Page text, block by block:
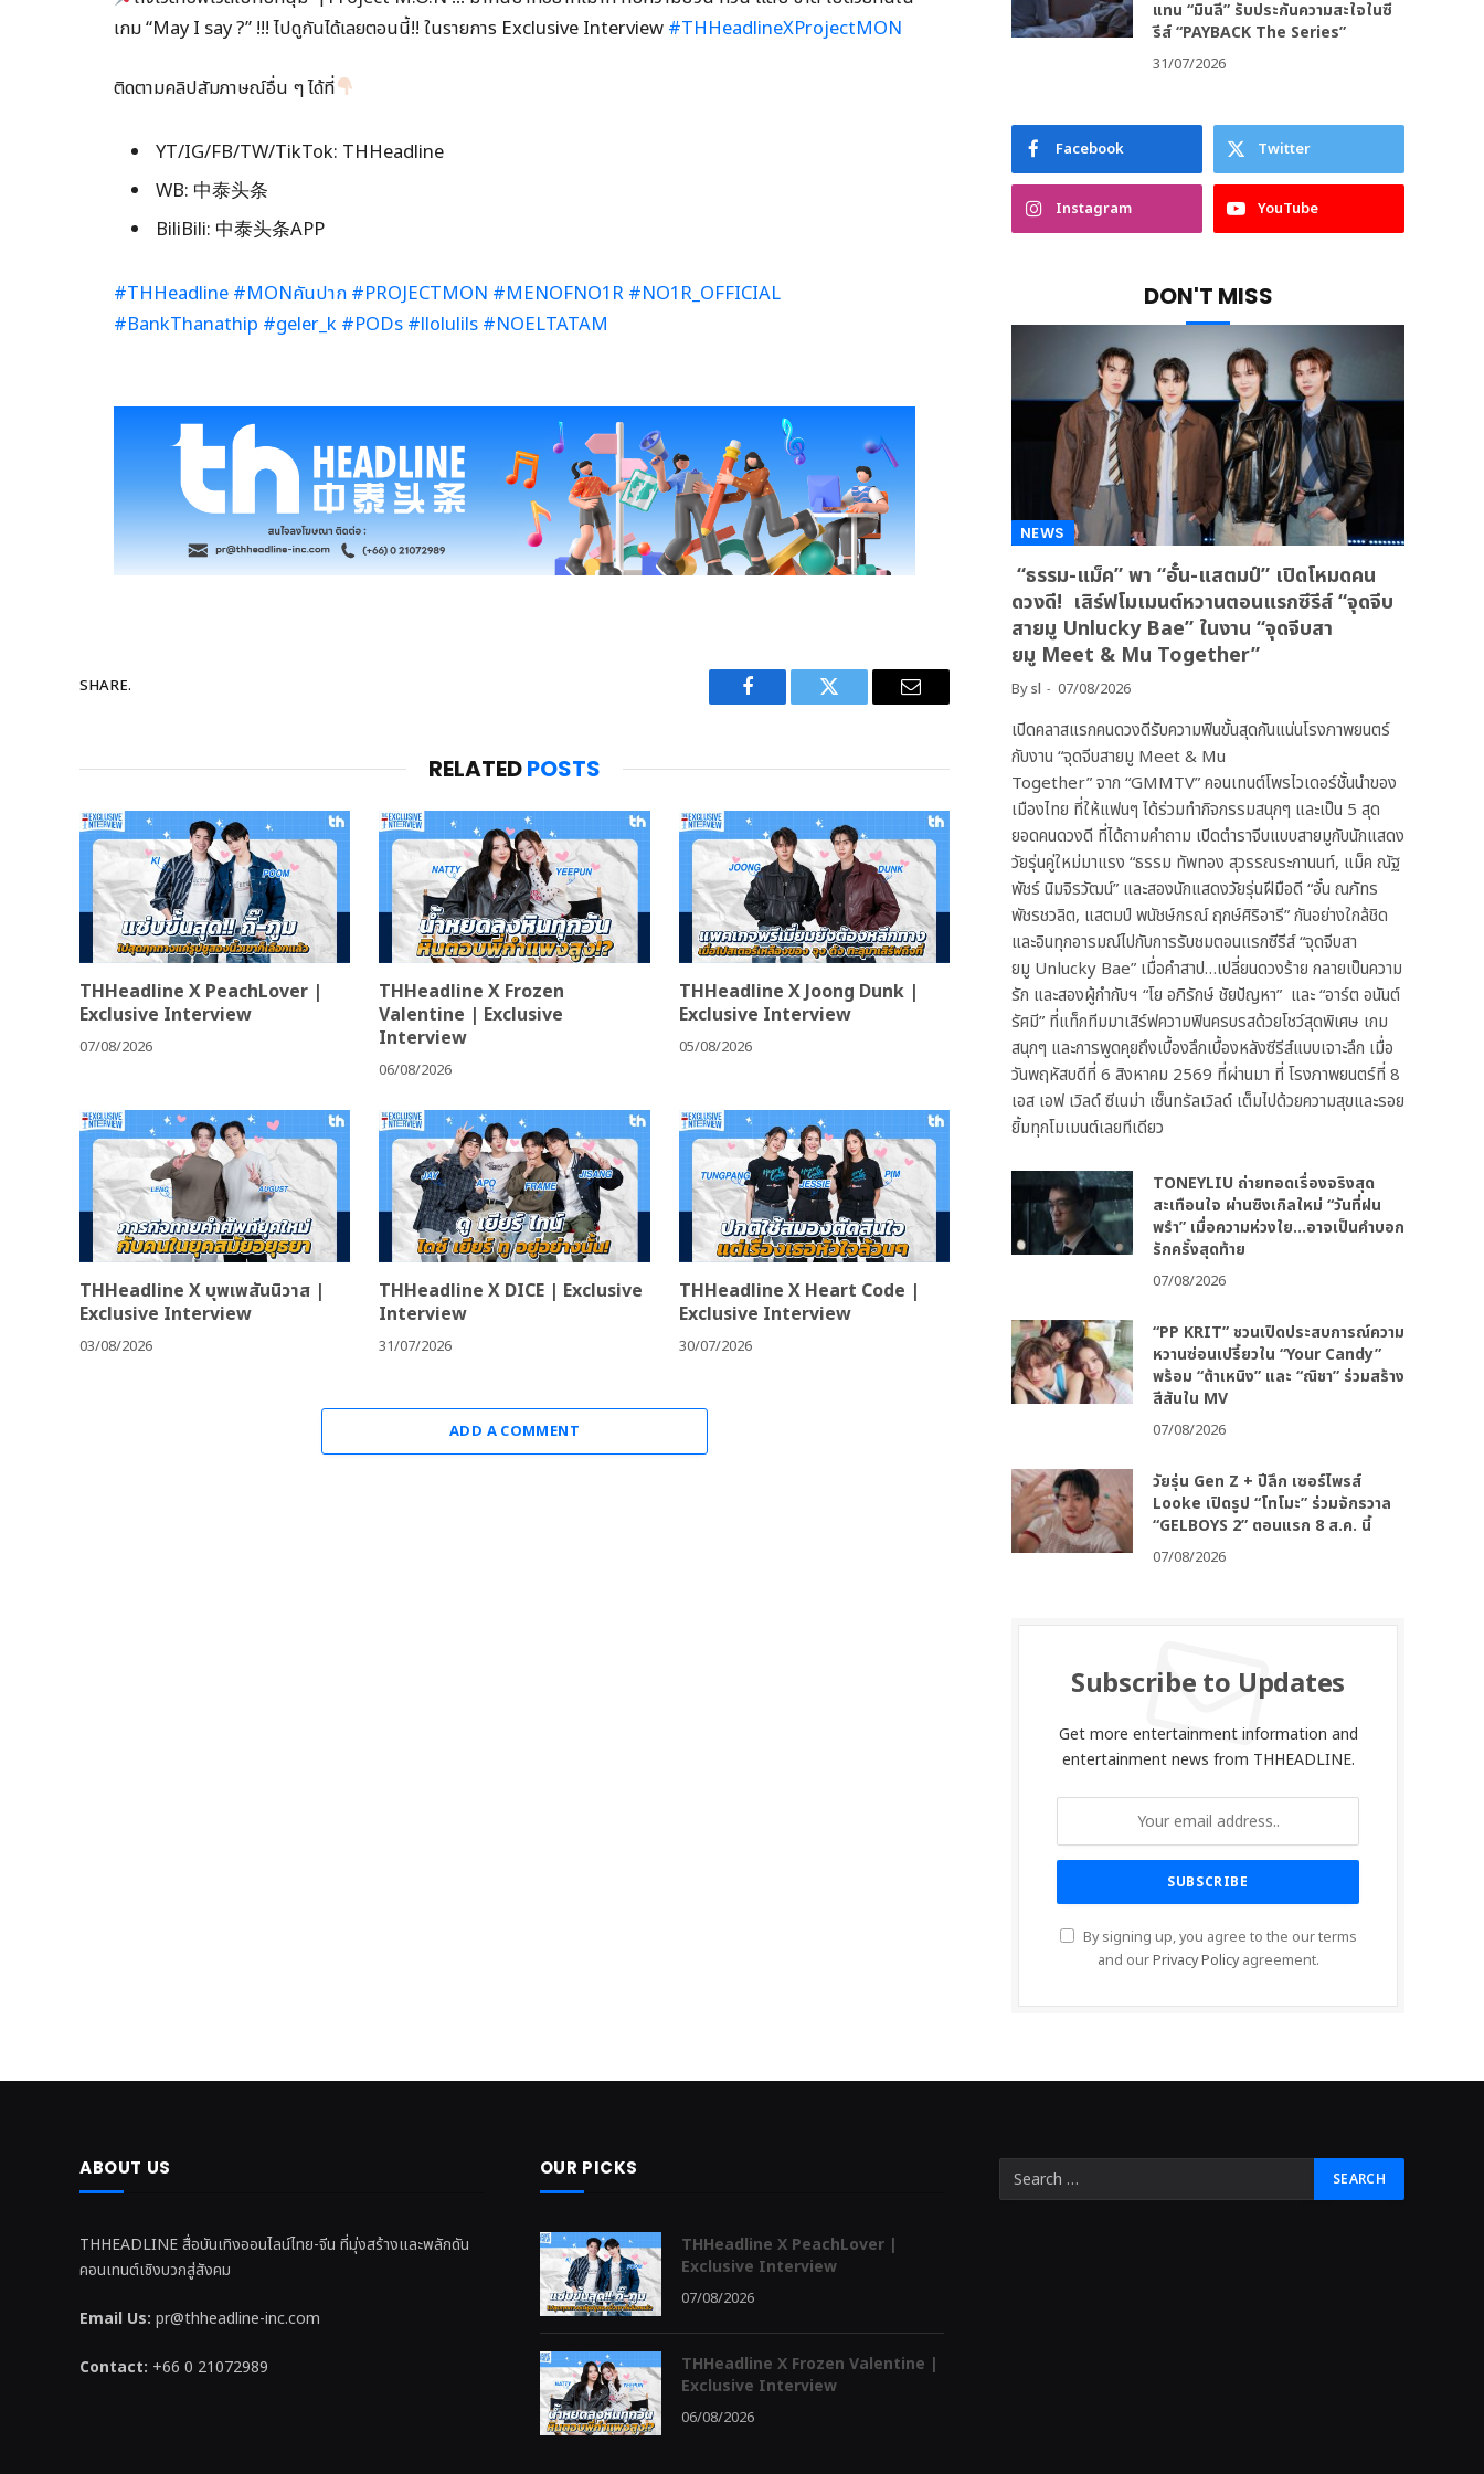
เกม “May I say ?” !!! ไปดูกันได้เลยตอนนี้!! ในรายการ Exclusive Interview #THHeadlineXProjectMON
ติดตามคลิปสัมภาษณ์อื่น ๆ ได้ที่
YT/IG/FB/TW/TikTok: THHeadline
WB: 中泰头条
BiliBili: 中泰头条APP
#THHeadline #MONคันปาก #PROJECTMON #MENOFNO1R #NO1R_OFFICIAL
#BankThanathip #geler_k #PODs #llolulils #NOELTATAM
SHARE.
Facebook Twitter Email
RELATEDPOSTS
THHeadline X PeachLover |
Exclusive Interview
07/08/2026
THHeadline X Frozen
Valentine | Exclusive
Interview
06/08/2026
THHeadline X Joong Dunk |
Exclusive Interview
05/08/2026
THHeadline X บุพเพสันนิวาส |
Exclusive Interview
03/08/2026
THHeadline X DICE | Exclusive
Interview
31/07/2026
THHeadline X Heart Code |
Exclusive Interview
30/07/2026
ADD A COMMENT
แทน “มินลี” รับประกันความสะใจในซี
รีส์ “PAYBACK The Series”
31/07/2026
Facebook Twitter
Instagram YouTube
DON'T MISS
NEWS
“ธรรม-แม็ค” พา “อั๋น-แสตมป์” เปิดโหมดคน
ดวงดี! เสิร์ฟโมเมนต์หวานตอนแรกซีรีส์ “จุดจีบ
สายมู Unlucky Bae” ในงาน “จุดจีบสา
ยมู Meet & Mu Together”
Bysl 07/08/2026
เปิดคลาสแรกคนดวงดีรับความฟินขั้นสุดกันแน่นโรงภาพยนตร์
กับงาน “จุดจีบสายมู Meet & Mu
Together” จาก “GMMTV” คอนเทนต์โพรไวเดอร์ชั้นนำของ
เมืองไทย ที่ให้แฟนๆ ได้ร่วมทำกิจกรรมสนุกๆ และเป็น 5 สุด
ยอดคนดวงดี ที่ได้ถามคำถาม เปิดตำราจีบแบบสายมูกับนักแสดง
วัยรุ่นคู่ใหม่มาแรง “ธรรม ทัพทอง สุวรรณระกานนท์, แม็ค ณัฐ
พัชร์ นิมจิรวัฒน์” และสองนักแสดงวัยรุ่นฝีมือดี “อั๋น ณภัทร
พัชรชวลิต, แสตมป์ พนัชษ์กรณ์ ฤกษ์ศิริอารี” กันอย่างใกล้ชิด
และอินทุกอารมณ์ไปกับการรับชมตอนแรกซีรีส์ “จุดจีบสา
ยมู Unlucky Bae” เมื่อคำสาป…เปลี่ยนดวงร้าย กลายเป็นความ
รัก และสองผู้กำกับฯ “โย อภิรักษ์ ชัยปัญหา” และ “อาร์ต อนันต์
รัศมี” ที่แท็กทีมมาเสิร์ฟความฟินครบรสด้วยโชว์สุดพิเศษ เกม
สนุกๆ และการพูดคุยถึงเบื้องลึกเบื้องหลังซีรีส์แบบเจาะลึก เมื่อ
วันพฤหัสบดีที่ 6 สิงหาคม 2569 ที่ผ่านมา ที่ โรงภาพยนตร์ที่ 8
เอส เอฟ เวิลด์ ซีเนม่า เซ็นทรัลเวิลด์ เต็มไปด้วยความสุขและรอย
ยิ้มทุกโมเมนต์เลยทีเดียว
TONEYLIU ถ่ายทอดเรื่องจริงสุด
สะเทือนใจ ผ่านซิงเกิลใหม่ “วันที่ฝน
พรำ” เมื่อความห่วงใย…อาจเป็นคำบอก
รักครั้งสุดท้าย
07/08/2026
“PP KRIT” ชวนเปิดประสบการณ์ความ
หวานซ่อนเปรี้ยวใน “Your Candy”
พร้อม “ต้าเหนิง” และ “ณิชา” ร่วมสร้าง
สีสันใน MV
07/08/2026
วัยรุ่น Gen Z + ปีลึก เซอร์ไพรส์
Looke เปิดรูป “โทโมะ” ร่วมจักรวาล
“GELBOYS 2” ตอนแรก 8 ส.ค. นี้
07/08/2026
Subscribe to Updates
Get more entertainment information and
entertainment news from THHEADLINE.
By signing up, you agree to the our terms
and ourPrivacy Policyagreement.
ABOUT US
THHEADLINE สื่อบันเทิงออนไลน์ไทย-จีน ที่มุ่งสร้างและพลักดัน
คอนเทนต์เชิงบวกสู่สังคม
Email Us: pr@thheadline-inc.com
Contact: +66 0 21072989
OUR PICKS
THHeadline X PeachLover |
Exclusive Interview
07/08/2026
THHeadline X Frozen Valentine |
Exclusive Interview
06/08/2026